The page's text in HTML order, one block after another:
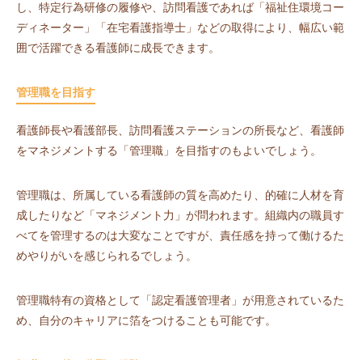
し、特定行為研修の履修や、訪問看護であれば「福祉住環境コー
ディネーター」「在宅看護指導士」などの取得により、幅広い範
囲で活躍できる看護師に成長できます。
管理職を目指す
看護師長や看護部長、訪問看護ステーションの所長など、看護師
をマネジメントする「管理職」を目指すのもよいでしょう。
管理職は、所属している看護師の質を高めたり、的確に人材を育
成したりなど「マネジメント力」が問われます。組織内の職員す
べてを管理するのは大変なことですが、責任感を持って働けるた
めやりがいを感じられるでしょう。
管理職特有の資格として「認定看護管理者」が用意されているた
め、自分のキャリアに箔をつけることも可能です。